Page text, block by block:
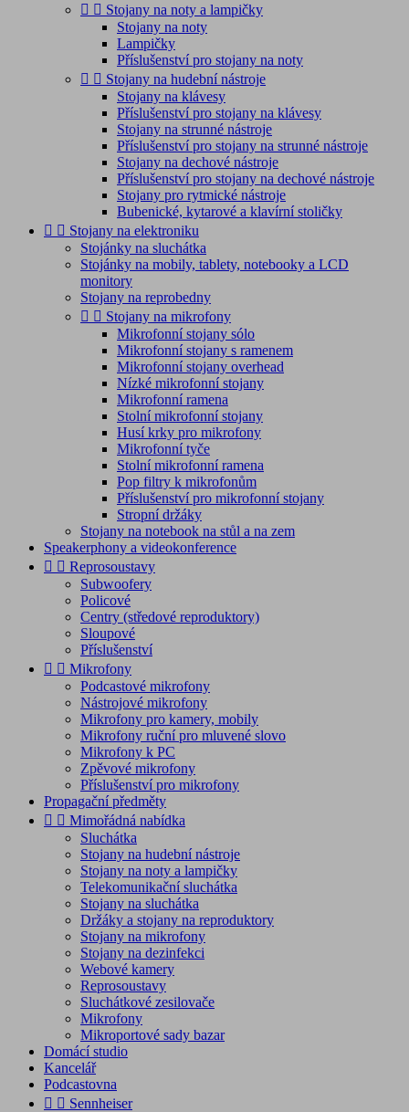
  Stojany na noty a lampičky
Stojany na noty
Lampičky
Příslušenství pro stojany na noty
  Stojany na hudební nástroje
Stojany na klávesy
Příslušenství pro stojany na klávesy
Stojany na strunné nástroje
Příslušenství pro stojany na strunné nástroje
Stojany na dechové nástroje
Příslušenství pro stojany na dechové nástroje
Stojany pro rytmické nástroje
Bubenické, kytarové a klavírní stoličky
  Stojany na elektroniku
Stojánky na sluchátka
Stojánky na mobily, tablety, notebooky a LCD
monitory
Stojany na reprobedny
  Stojany na mikrofony
Mikrofonní stojany sólo
Mikrofonní stojany s ramenem
Mikrofonní stojany overhead
Nízké mikrofonní stojany
Mikrofonní ramena
Stolní mikrofonní stojany
Husí krky pro mikrofony
Mikrofonní tyče
Stolní mikrofonní ramena
Pop filtry k mikrofonům
Příslušenství pro mikrofonní stojany
Stropní držáky
Stojany na notebook na stůl a na zem
Speakerphony a videokonference
  Reprosoustavy
Subwoofery
Policové
Centry (středové reproduktory)
Sloupové
Příslušenství
  Mikrofony
Podcastové mikrofony
Nástrojové mikrofony
Mikrofony pro kamery, mobily
Mikrofony ruční pro mluvené slovo
Mikrofony k PC
Zpěvové mikrofony
Příslušenství pro mikrofony
Propagační předměty
  Mimořádná nabídka
Sluchátka
Stojany na hudební nástroje
Stojany na noty a lampičky
Telekomunikační sluchátka
Stojany na sluchátka
Držáky a stojany na reproduktory
Stojany na mikrofony
Stojany na dezinfekci
Webové kamery
Reprosoustavy
Sluchátkové zesilovače
Mikrofony
Mikroportové sady bazar
Domácí studio
Kancelář
Podcastovna
  Sennheiser